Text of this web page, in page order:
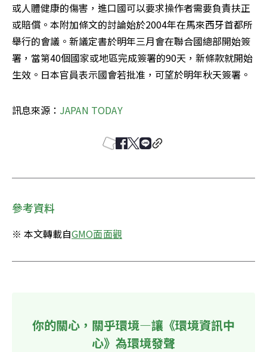
或人體健康的傷害，進口國可以要求操作者需要負責扶正
或賠償。本附加條文的討論始於2004年在馬來西牙首都所
舉行的會議。新議定書於明年三月會在聯合國總部開始簽
署，當第40個國家或地區完成簽署的90天，新條款就開始
生效。日本官員表示國會若批准，可望於明年秋天簽署。
訊息來源： JAPAN TODAY
參考資料
※ 本文轉載自GMO面面觀
你的關心，關乎環境—讓《環境資訊中
心》為環境發聲